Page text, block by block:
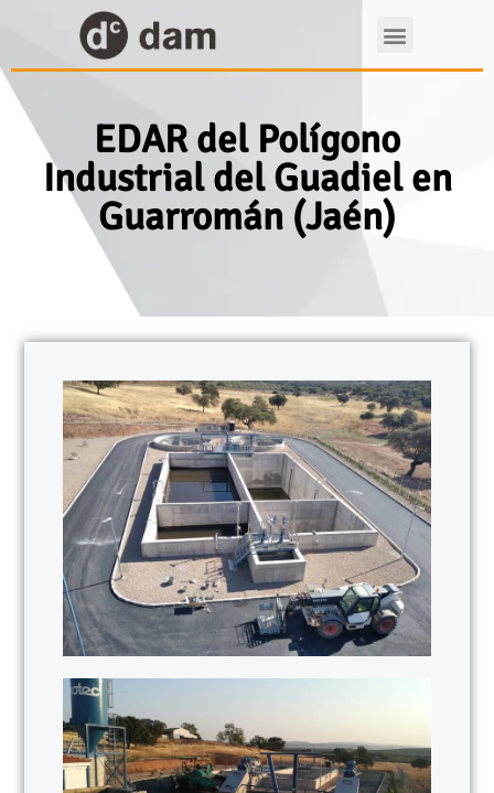
EDAR del Polígono
Industrial del Guadiel en
Guarromán (Jaén)